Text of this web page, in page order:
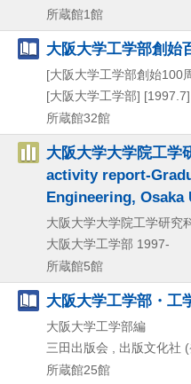
所蔵館1館
大阪大学工学部創始
[大阪大学工学部創始100
[大阪大学工学部] [1997.7]
所蔵館32館
大阪大学大学院工学
activity report-
Engineering, Osaka
大阪大学大学院工学研究
大阪大学工学部 1997-
所蔵館5館
大阪大学工学部・工
大阪大学工学部編
三田出版会 , 出版文化社
所蔵館25館